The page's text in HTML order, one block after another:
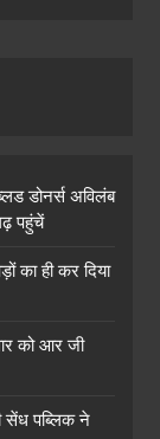
ब्लड डोनर्स अविलंब
पहुंचें
का ही कर दिया
को आर जी
सेंध पब्लिक ने